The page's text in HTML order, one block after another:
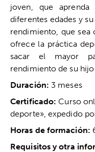
joven, que
diferentes edades y
rendimiento, que sea
ofrece la práctica
sacar el mayor
rendimiento de su hijo
Duración: 3 meses
Certificado: Curso
deporte», expedido
Horas de formación:
Requisitos y otra